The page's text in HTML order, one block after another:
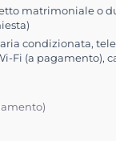
matrimoniale o
condizionata,
Fi (a pagamento),